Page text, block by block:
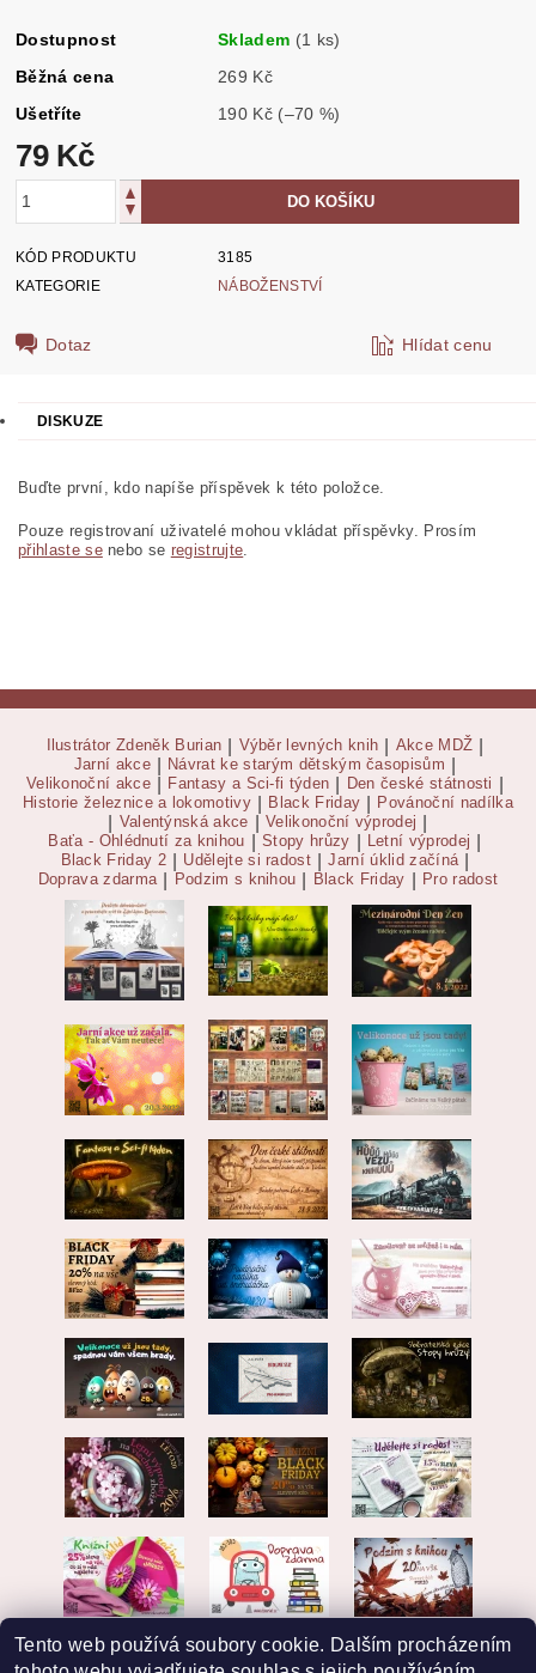
Dostupnost Skladem (1 ks)
Běžná cena
269 Kč
Ušetříte
190 Kč (–70 %)
79 Kč
KÓD PRODUKTU
3185
KATEGORIE
NÁBOŽENSTVÍ
Dotaz Hlídat cenu
DISKUZE
Buďte první, kdo napíše příspěvek k této položce.
Pouze registrovaní uživatelé mohou vkládat příspěvky. Prosím
přihlaste senebo se registrujte.
Ilustrátor Zdeněk Burian Výběr levných knih Akce MDŽ
Jarní akce Návrat ke starým dětským časopisům
Velikonoční akce Fantasy a Sci-fi týden Den české státnosti
Historie železnice a lokomotivy Black Friday Povánoční nadílka
Valentýnská akce Velikonoční výprodej
Baťa - Ohlédnutí za knihou Stopy hrůzy Letní výprodej
Black Friday 2 Udělejte si radost Jarní úklid začíná
Doprava zdarma Podzim s knihou Black Friday Pro radost
Tento web používá soubory cookie. Dalším procházením